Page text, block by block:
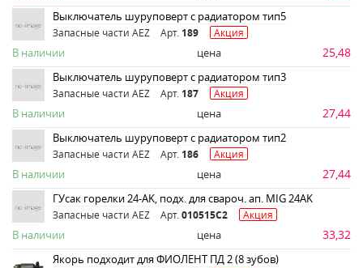
Выключатель шуруповерт с радиатором тип5
Запасные части AEZ Арт. 189 Акция
В наличии цена 25,48
Выключатель шуруповерт с радиатором тип3
Запасные части AEZ Арт. 187 Акция
В наличии цена 27,44
Выключатель шуруповерт с радиатором тип2
Запасные части AEZ Арт. 186 Акция
В наличии цена 27,44
ГУсак горелки 24-AK, подх. для свароч. ап. MIG 24AK
Запасные части AEZ Арт. 010515C2 Акция
В наличии цена 33,32
Якорь подходит для ФИОЛЕНТ ПД 2 (8 зубов)